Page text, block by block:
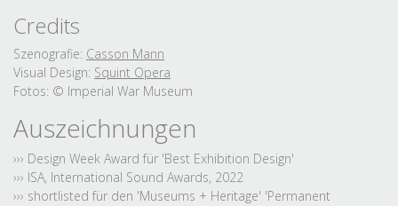
Credits
Szenografie: Casson Mann
Visual Design: Squint Opera
Fotos: © Imperial War Museum
Auszeichnungen
››› Design Week Award für 'Best Exhibition Design'
››› ISA, International Sound Awards, 2022
››› shortlisted für den 'Museums + Heritage' 'Permanent